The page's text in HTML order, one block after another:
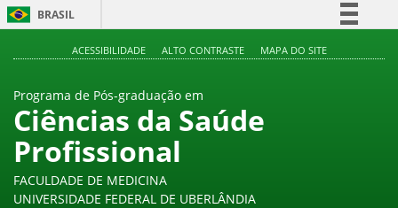
BRASIL
Acesso à informação
ACESSIBILIDADE ALTO CONTRASTE MAPA DO SITE
Programa de Pós-graduação em
Ciências da Saúde
Profissional
FACULDADE DE MEDICINA
UNIVERSIDADE FEDERAL DE UBERLÂNDIA